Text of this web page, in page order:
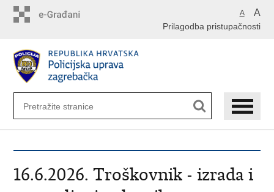
A A
Prilagodba pristupačnosti
16.6.2026. Troškovnik - izrada i